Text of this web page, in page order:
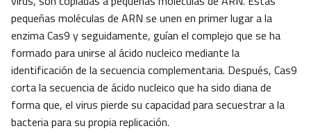
pequeñas moléculas de ARN se unen en primer lugar a la
enzima Cas9 y seguidamente, guían el complejo que se ha
formado para unirse al ácido nucleico mediante la
identificación de la secuencia complementaria. Después, Cas9
corta la secuencia de ácido nucleico que ha sido diana de
forma que, el virus pierde su capacidad para secuestrar a la
bacteria para su propia replicación.